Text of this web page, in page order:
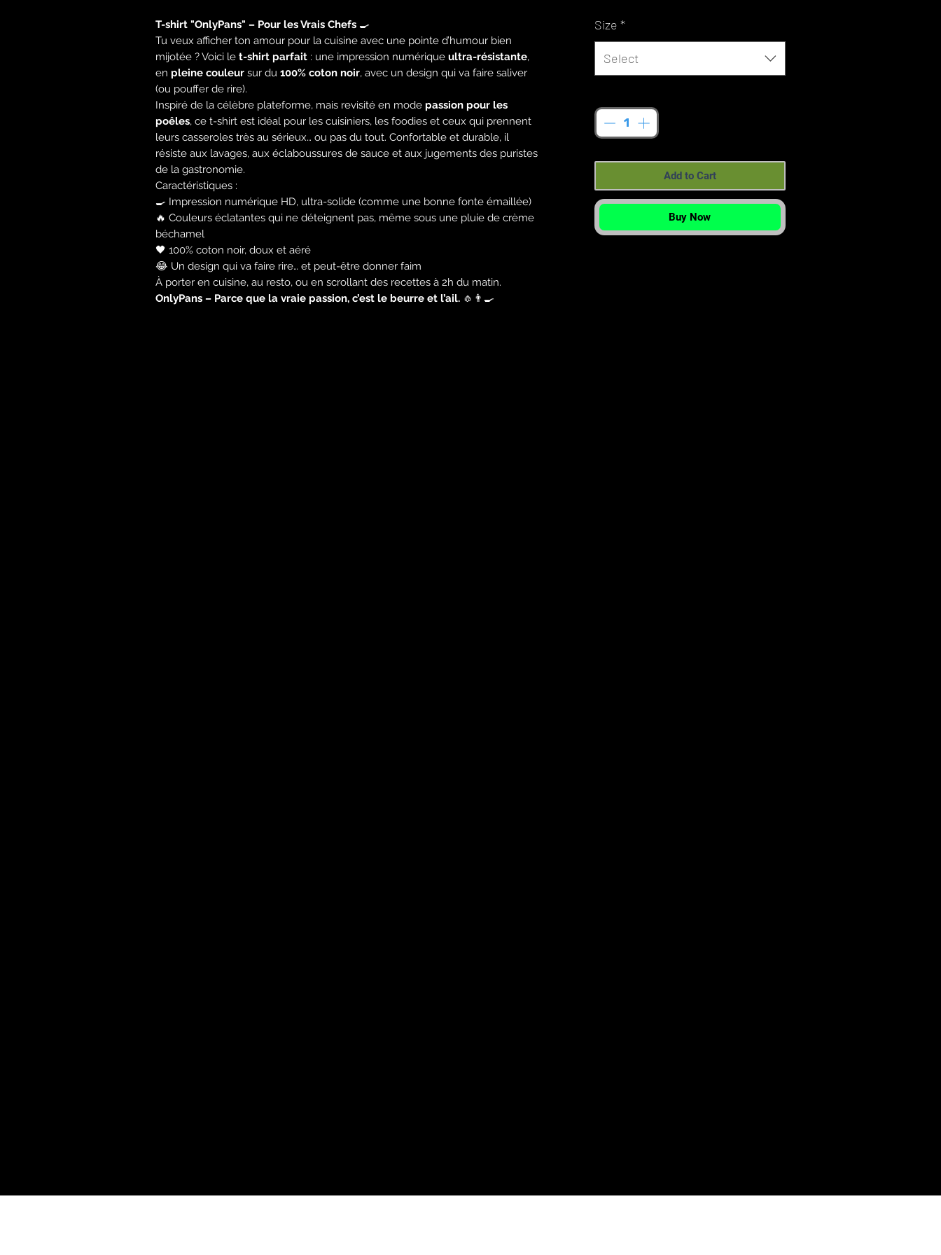
T-shirt "OnlyPans" – Pour les Vrais Chefs 🍳
Tu veux afficher ton amour pour la cuisine avec une pointe d’humour bien
mijotée ? Voici le t-shirt parfait : une impression numérique ultra-résistante,
en pleine couleur sur du 100% coton noir, avec un design qui va faire saliver
(ou pouffer de rire).
Inspiré de la célèbre plateforme, mais revisité en mode passion pour les
poêles, ce t-shirt est idéal pour les cuisiniers, les foodies et ceux qui prennent
leurs casseroles très au sérieux… ou pas du tout. Confortable et durable, il
résiste aux lavages, aux éclaboussures de sauce et aux jugements des puristes
de la gastronomie.
Caractéristiques :
🍳 Impression numérique HD, ultra-solide (comme une bonne fonte émaillée)
🔥 Couleurs éclatantes qui ne déteignent pas, même sous une pluie de crème
béchamel
🖤 100% coton noir, doux et aéré
😂 Un design qui va faire rire… et peut-être donner faim
À porter en cuisine, au resto, ou en scrollant des recettes à 2h du matin.
OnlyPans – Parce que la vraie passion, c’est le beurre et l’ail. 🧄👨‍🍳
Size *
Select
Add to Cart
Buy Now